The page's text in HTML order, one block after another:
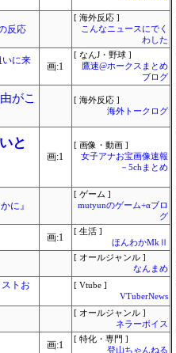
反応
[ 海外反応 ]
こんなニュースにでく
わした
に来
画:1
[ なんJ・野球 ]
鷹速@ホークスまとめ
ブログ
がこ
[ 海外反応 ]
海外トークログ
と
画:1
[ 画像・動画 ]
女子アナお宝画像速報
－5chまとめ
に』
[ ゲーム ]
mutyunのゲーム+αブロ
グ
画:1
[ 生活 ]
ほんわかMkⅡ
[ オールジャンル ]
なんまめ
トお
[ Vtube ]
VTuberNews
[ オールジャンル ]
ネラーボイス
画:1
[ 特化・専門 ]
登山ちゃんねる